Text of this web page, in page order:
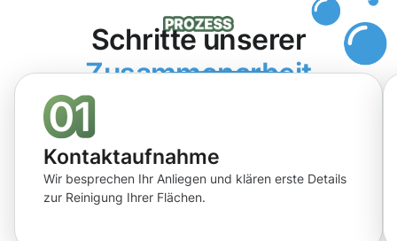
Schritte unserer
Zusammenarbeit
Kontaktaufnahme
Wir besprechen Ihr Anliegen und klären erste Details
zur Reinigung Ihrer Flächen.